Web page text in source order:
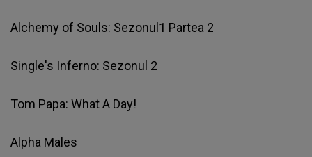
Alchemy of Souls: Sezonul1 Partea 2
Single's Inferno: Sezonul 2
Tom Papa: What A Day!
Alpha Males